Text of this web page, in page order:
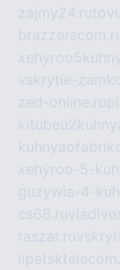
zajmy24.ru
vskrytie-
zed-online.ru
xehyroo-5-
guzywia-4-
cs68.ru
raszar.ru